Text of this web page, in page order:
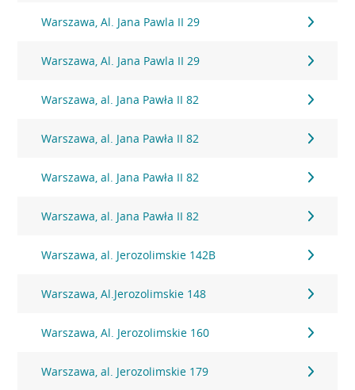
Warszawa, Al. Jana Pawla II 29
Warszawa, Al. Jana Pawla II 29
Warszawa, al. Jana Pawła II 82
Warszawa, al. Jana Pawła II 82
Warszawa, al. Jana Pawła II 82
Warszawa, al. Jana Pawła II 82
Warszawa, al. Jerozolimskie 142B
Warszawa, Al.Jerozolimskie 148
Warszawa, Al. Jerozolimskie 160
Warszawa, al. Jerozolimskie 179